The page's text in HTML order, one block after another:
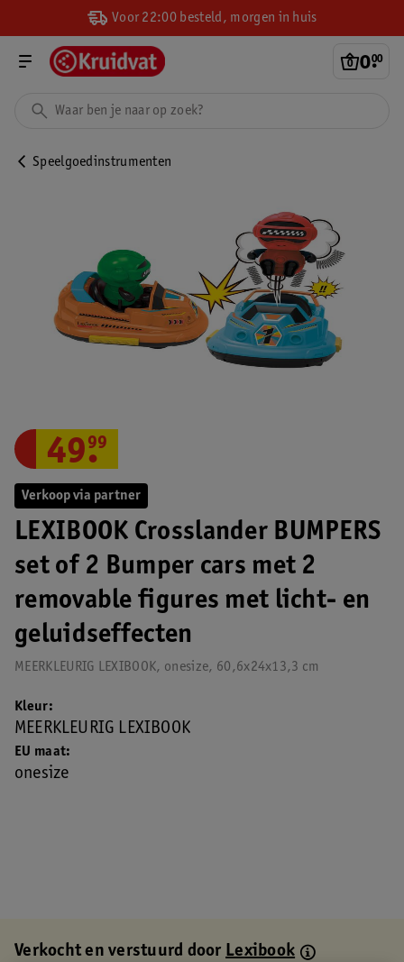
Voor 22:00 besteld, morgen in huis
0.
00
Speelgoedinstrumenten
Verkoop via partner
LEXIBOOK Crosslander BUMPERS
set of 2 Bumper cars met 2
removable figures met licht- en
geluidseffecten
MEERKLEURIG LEXIBOOK, onesize, 60,6x24x13,3 cm
49.
99
EU maat
onesize
Kleur
MEERKLEURIG LEXIBOOK
Verkocht en verstuurd doorLexibook